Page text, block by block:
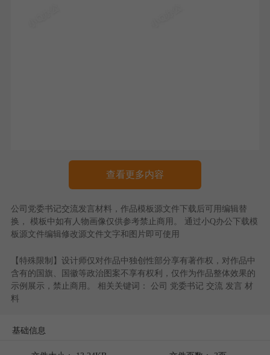
查看更多内容
公司党委书记交流发言材料 ，作品模板源文件下载后可用编辑替
换， 模板中如有人物画像仅供参考禁止商用。 通过小Q办公下载模
板源文件编辑修改源文件文字和图片即可使用
【特殊限制】设计师仅对作品中独创性部分享有著作权，对作品中
含有的国旗、国徽等政治图案不享有权利，仅作为作品整体效果的
示例展示，禁止商用。 相关关键词： 公司 党委书记 交流 发言 材
料
基础信息